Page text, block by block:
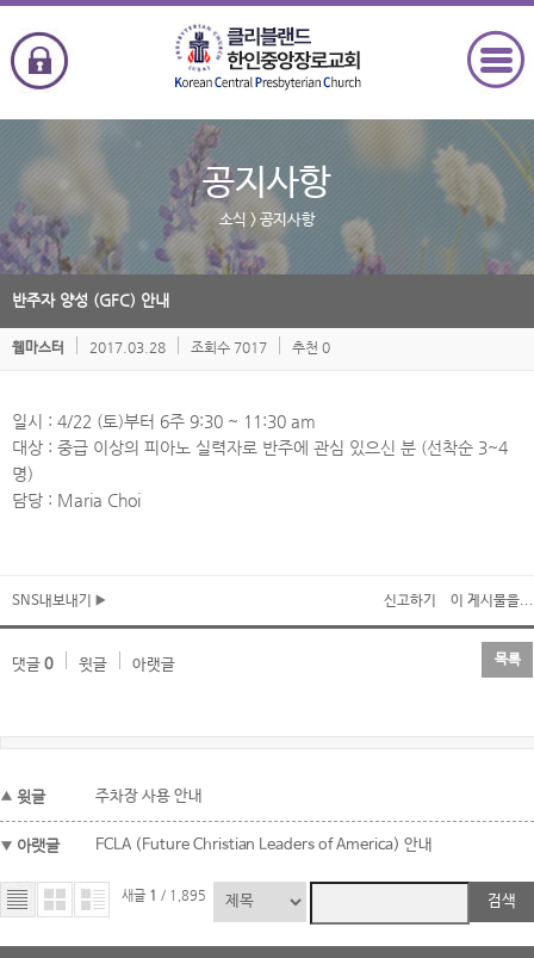
공지사항
소식 > 공지사항
반주자 양성 (GFC) 안내
웹마스터 2017.03.28 조회수 7017 추천 0
일시 : 4/22 (토)부터 6주 9:30 ~ 11:30 am
대상 : 중급 이상의 피아노 실력자로 반주에 관심 있으신 분 (선착순 3~4
명)
담당 : Maria Choi
SNS내보내기 신고하기 이 게시물을...
댓글 0 윗글 아랫글 목록
윗글 주차장 사용 안내
아랫글 FCLA (Future Christian Leaders of America) 안내
새글 1 / 1,895 검색